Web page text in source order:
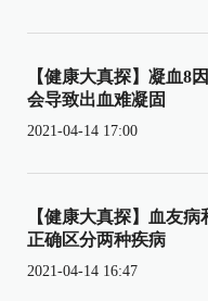
【健康大真探】凝血8
会导致出血难凝固
2021-04-14 17:00
【健康大真探】血友
正确区分两种疾病
2021-04-14 16:47